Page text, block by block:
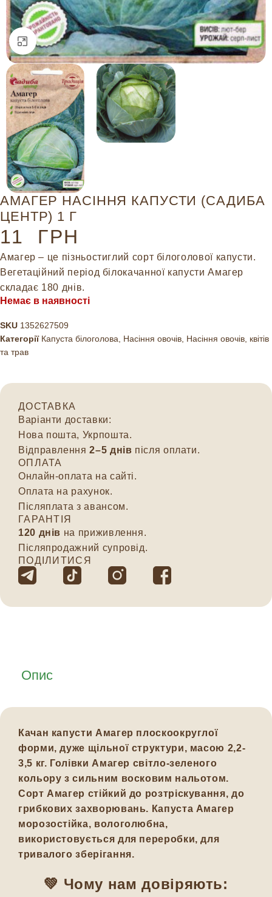
Натисніть, щоб збільшити
АМАГЕР НАСІННЯ КАПУСТИ (САДИБА
ЦЕНТР) 1 Г
11 ГРН
Амагер – це пізньостиглий сорт білоголової капусти.
Вегетаційний період білокачанної капусти Амагер
складає 180 днів.
Немає в наявності
SKU 1352627509
Категорії Капуста білоголова, Насіння овочів, Насіння овочів, квітів
та трав
ДОСТАВКА
Варіанти доставки:
Нова пошта, Укрпошта.
Відправлення2–5 днів після оплати.
ОПЛАТА
Онлайн-оплата на сайті.
Оплата на рахунок.
Післяплата з авансом.
ГАРАНТІЯ
120 днів на приживлення.
Післяпродажний супровід.
ПОДІЛИТИСЯ
Опис
Качан капусти Амагер плоскоокруглої
форми, дуже щільної структури, масою 2,2-
3,5 кг. Голівки Амагер світло-зеленого
кольору з сильним восковим нальотом.
Сорт Амагер стійкий до розтріскування, до
грибкових захворювань. Капуста Амагер
морозостійка, вологолюбна,
використовується для переробки, для
тривалого зберігання.
💚 Чому нам довіряють: